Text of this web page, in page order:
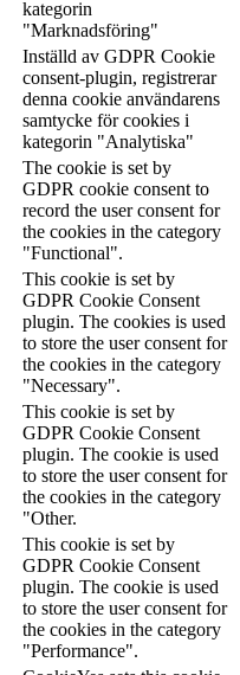
kategorin
"Marknadsföring"
Inställd av GDPR Cookie
consent-plugin, registrerar
denna cookie användarens
samtycke för cookies i
kategorin "Analytiska"
The cookie is set by
GDPR cookie consent to
record the user consent for
the cookies in the category
"Functional".
This cookie is set by
GDPR Cookie Consent
plugin. The cookies is used
to store the user consent for
the cookies in the category
"Necessary".
This cookie is set by
GDPR Cookie Consent
plugin. The cookie is used
to store the user consent for
the cookies in the category
"Other.
This cookie is set by
GDPR Cookie Consent
plugin. The cookie is used
to store the user consent for
the cookies in the category
"Performance".